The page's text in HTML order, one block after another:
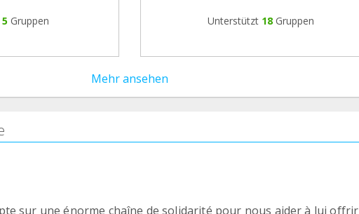
5 Gruppen Unterstützt 18 Gruppen
Mehr ansehen
sur une énorme chaîne de solidarité pour nous aider à lui offrir